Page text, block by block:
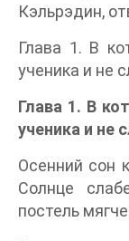
Кэльрэдин,
Глава 1. В
ученика и не
Глава 1. В
ученика и не
Осенний сон
Солнце
постель